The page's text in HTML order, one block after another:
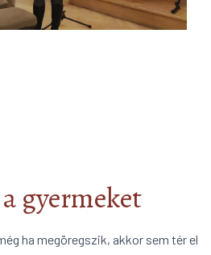
gyermeket
ha megöregszik, akkor sem tér el